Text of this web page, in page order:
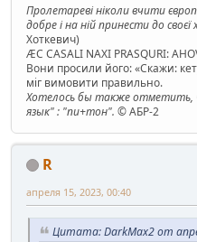
Пролетареві ніколи вчити
добре і на ній принести до
Хоткевич)
ÆC CASALI NAXI PRASQURI:
Вони просили його: «Скажи:
міг вимовити правильно.
Хотелось бы также
язык" : "пи+тон". © АБР-2
R
апреля 15, 2023, 00:40
Цитата: DarkMax2 от